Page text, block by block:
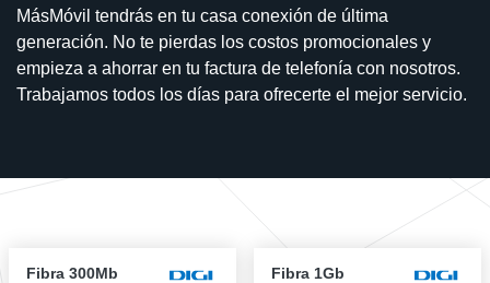
MásMóvil tendrás en tu casa conexión de última
generación. No te pierdas los costos promocionales y
empieza a ahorrar en tu factura de telefonía con nosotros.
Trabajamos todos los días para ofrecerte el mejor servicio.
Fibra 300Mb Fibra 1Gb